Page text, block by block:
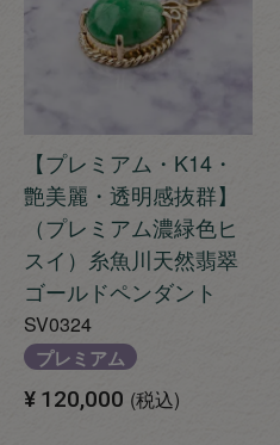
【プレミアム・K14・
艶美麗・透明感抜群】
（プレミアム濃緑色ヒ
スイ）糸魚川天然翡翠
ゴールドペンダント
SV0324
プレミアム
¥ 120,000 税込